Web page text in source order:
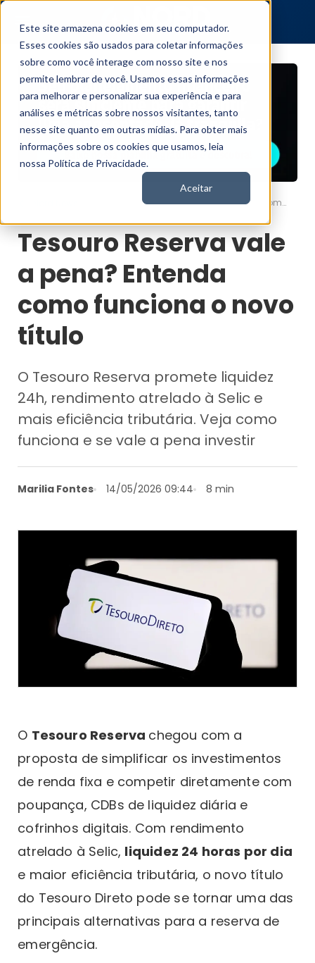
Este site armazena cookies em seu computador.
Esses cookies são usados para coletar informações
sobre como você interage com nosso site e nos
permite lembrar de você. Usamos essas informações
para melhorar e personalizar sua experiência e para
análises e métricas sobre nossos visitantes, tanto
nesse site quanto em outras mídias. Para obter mais
informações sobre os cookies que usamos, leia
nossa Política de Privacidade.
Aceitar
Tesouro Reserva vale a pena? Entenda como funciona o novo título
Tesouro Reserva vale
a pena? Entenda
como funciona o novo
título
O Tesouro Reserva promete liquidez
24h, rendimento atrelado à Selic e
mais eficiência tributária. Veja como
funciona e se vale a pena investir
Marilia Fontes 14/05/2026 09:44 8 min
O Tesouro Reserva chegou com a
proposta de simplificar os investimentos
de renda fixa e competir diretamente com
poupança, CDBs de liquidez diária e
cofrinhos digitais. Com rendimento
atrelado à Selic, liquidez 24 horas por dia
e maior eficiência tributária, o novo título
do Tesouro Direto pode se tornar uma das
principais alternativas para a reserva de
emergência.